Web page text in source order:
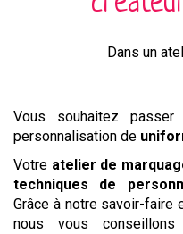
Dans un
Vous souhaitez
personnalisation de
Votre atelier de
techniques de
Grâce à notre savoir-faire
nous vous